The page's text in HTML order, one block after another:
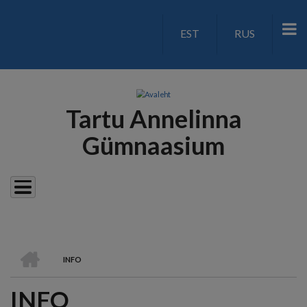
LANGUAGE
EST RUS
Tartu Annelinna
Gümnaasium
LEIVAPURU
INFO
INFO